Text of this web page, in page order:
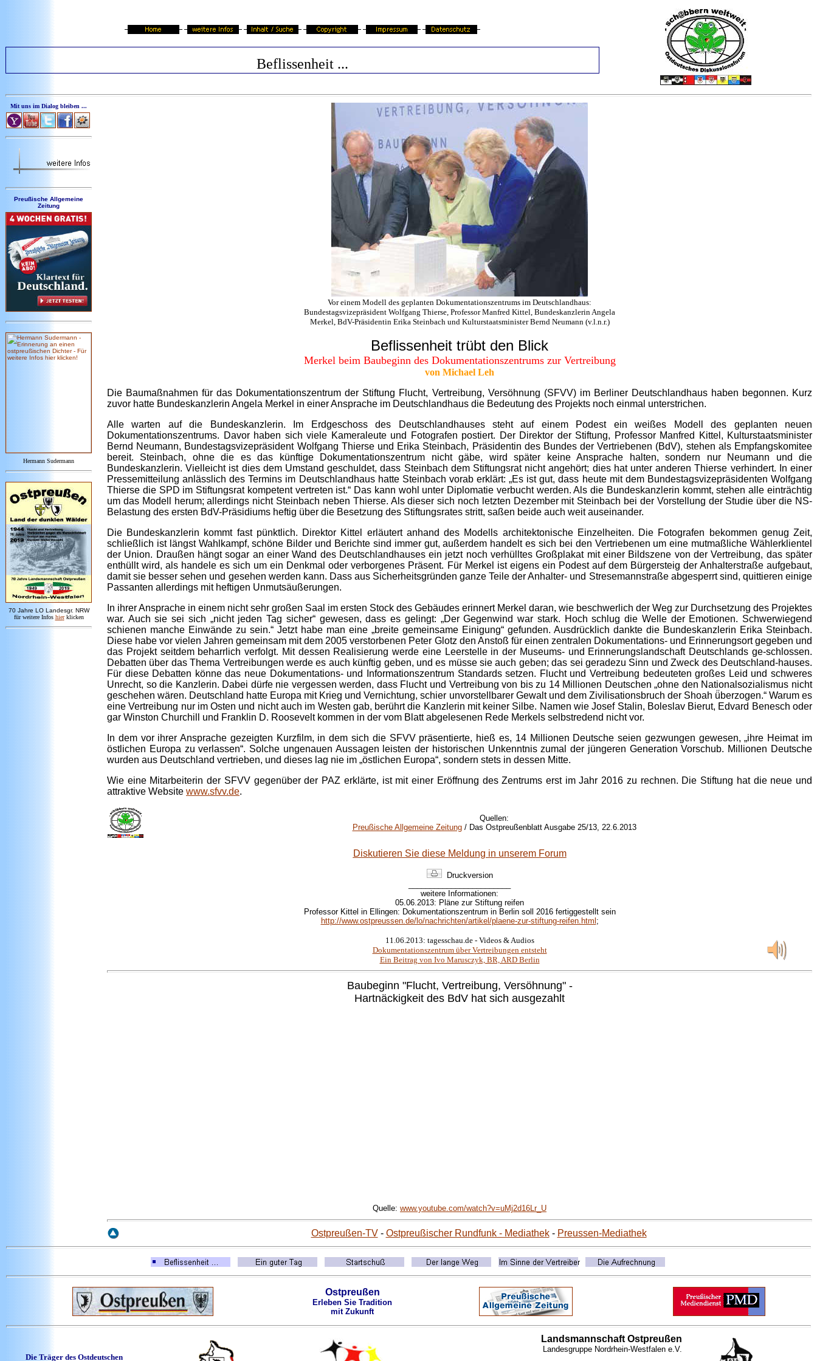
Beflissenheit ...
Mit uns im Dialog bleiben ...
Preußische Allgemeine
Zeitung
Hermann Sudermann
70 Jahre LO Landesgr. NRW
für weitere Infos hier klicken
Vor einem Modell des geplanten Dokumentationszentrums im Deutschlandhaus:
Bundestagsvizepräsident Wolfgang Thierse, Professor Manfred Kittel, Bundeskanzlerin Angela
Merkel, BdV-Präsidentin Erika Steinbach und Kulturstaatsminister Bernd Neumann (v.l.n.r.)
Beflissenheit trübt den Blick
Merkel beim Baubeginn des Dokumentationszentrums zur Vertreibung
von Michael Leh
Die Baumaßnahmen für das Dokumentationszentrum der Stiftung Flucht, Vertreibung, Versöhnung (SFVV) im Berliner Deutschlandhaus haben begonnen. Kurz
zuvor hatte Bundeskanzlerin Angela Merkel in einer Ansprache im Deutschlandhaus die Bedeutung des Projekts noch einmal unterstrichen.
Alle warten auf die Bundeskanzlerin. Im Erdgeschoss des Deutschlandhauses steht auf einem Podest ein weißes Modell des geplanten neuen
Dokumentationszentrums. Davor haben sich viele Kameraleute und Fotografen postiert. Der Direktor der Stiftung, Professor Manfred Kittel, Kulturstaatsminister
Bernd Neumann, Bundestagsvizepräsident Wolfgang Thierse und Erika Steinbach, Präsidentin des Bundes der Vertriebenen (BdV), stehen als Empfangskomitee
bereit. Steinbach, ohne die es das künftige Dokumentationszentrum nicht gäbe, wird später keine Ansprache halten, sondern nur Neumann und die
Bundeskanzlerin. Vielleicht ist dies dem Umstand geschuldet, dass Steinbach dem Stiftungsrat nicht angehört; dies hat unter anderen Thierse verhindert. In einer
Pressemitteilung anlässlich des Termins im Deutschlandhaus hatte Steinbach vorab erklärt: „Es ist gut, dass heute mit dem Bundestagsvizepräsidenten Wolfgang
Thierse die SPD im Stiftungsrat kompetent vertreten ist.“ Das kann wohl unter Diplomatie verbucht werden. Als die Bundeskanzlerin kommt, stehen alle einträchtig
um das Modell herum; allerdings nicht Steinbach neben Thierse. Als dieser sich noch letzten Dezember mit Steinbach bei der Vorstellung der Studie über die NS-
Belastung des ersten BdV-Präsidiums heftig über die Besetzung des Stiftungsrates stritt, saßen beide auch weit auseinander.
Die Bundeskanzlerin kommt fast pünktlich. Direktor Kittel erläutert anhand des Modells architektonische Einzelheiten. Die Fotografen bekommen genug Zeit,
schließlich ist längst Wahlkampf, schöne Bilder und Berichte sind immer gut, außerdem handelt es sich bei den Vertriebenen um eine mutmaßliche Wählerklientel
der Union. Draußen hängt sogar an einer Wand des Deutschlandhauses ein jetzt noch verhülltes Großplakat mit einer Bildszene von der Vertreibung, das später
enthüllt wird, als handele es sich um ein Denkmal oder verborgenes Präsent. Für Merkel ist eigens ein Podest auf dem Bürgersteig der Anhalterstraße aufgebaut,
damit sie besser sehen und gesehen werden kann. Dass aus Sicherheitsgründen ganze Teile der Anhalter- und Stresemannstraße abgesperrt sind, quittieren einige
Passanten allerdings mit heftigen Unmutsäußerungen.
In ihrer Ansprache in einem nicht sehr großen Saal im ersten Stock des Gebäudes erinnert Merkel daran, wie beschwerlich der Weg zur Durchsetzung des Projektes
war. Auch sie sei sich „nicht jeden Tag sicher“ gewesen, dass es gelingt: „Der Gegenwind war stark. Hoch schlug die Welle der Emotionen. Schwerwiegend
schienen manche Einwände zu sein.“ Jetzt habe man eine „breite gemeinsame Einigung“ gefunden. Ausdrücklich dankte die Bundeskanzlerin Erika Steinbach.
Diese habe vor vielen Jahren gemeinsam mit dem 2005 verstorbenen Peter Glotz den Anstoß für einen zentralen Dokumentations- und Erinnerungsort gegeben und
das Projekt seitdem beharrlich verfolgt. Mit dessen Realisierung werde eine Leerstelle in der Museums- und Erinnerungslandschaft Deutschlands ge-schlossen.
Debatten über das Thema Vertreibungen werde es auch künftig geben, und es müsse sie auch geben; das sei geradezu Sinn und Zweck des Deutschland-hauses.
Für diese Debatten könne das neue Dokumentations- und Informationszentrum Standards setzen. Flucht und Vertreibung bedeuteten großes Leid und schweres
Unrecht, so die Kanzlerin. Dabei dürfe nie vergessen werden, dass Flucht und Vertreibung von bis zu 14 Millionen Deutschen „ohne den Nationalsozialismus nicht
geschehen wären. Deutschland hatte Europa mit Krieg und Vernichtung, schier unvorstellbarer Gewalt und dem Zivilisationsbruch der Shoah ü̈berzogen.“ Warum es
eine Vertreibung nur im Osten und nicht auch im Westen gab, berührt die Kanzlerin mit keiner Silbe. Namen wie Josef Stalin, Boleslav Bierut, Edvard Benesch oder
gar Winston Churchill und Franklin D. Roosevelt kommen in der vom Blatt abgelesenen Rede Merkels selbstredend nicht vor.
In dem vor ihrer Ansprache gezeigten Kurzfilm, in dem sich die SFVV präsentierte, hieß es, 14 Millionen Deutsche seien gezwungen gewesen, „ihre Heimat im
östlichen Europa zu verlassen“. Solche ungenauen Aussagen leisten der historischen Unkenntnis zumal der jüngeren Generation Vorschub. Millionen Deutsche
wurden aus Deutschland vertrieben, und dieses lag nie im „östlichen Europa“, sondern stets in dessen Mitte.
Wie eine Mitarbeiterin der SFVV gegenüber der PAZ erklärte, ist mit einer Eröffnung des Zentrums erst im Jahr 2016 zu rechnen. Die Stiftung hat die neue und
attraktive Website www.sfvv.de.
Quellen:
Preußische Allgemeine Zeitung/ Das Ostpreußenblatt Ausgabe 25/13, 22.6.2013
Diskutieren Sie diese Meldung in unserem Forum
Druckversion
weitere Informationen:
05.06.2013: Pläne zur Stiftung reifen
Professor Kittel in Ellingen: Dokumentationszentrum in Berlin soll 2016 fertiggestellt sein
http://www.ostpreussen.de/lo/nachrichten/artikel/plaene-zur-stiftung-reifen.html ;
11.06.2013: tagesschau.de - Videos & Audios
Dokumentationszentrum über Vertreibungen entsteht
Ein Beitrag von Ivo Marusczyk, BR, ARD Berlin
Baubeginn "Flucht, Vertreibung, Versöhnung" -
Hartnäckigkeit des BdV hat sich ausgezahlt
Quelle: www.youtube.com/watch?v=uMj2d16Lr_U
Ostpreußen-TV- Ostpreußischer Rundfunk - Mediathek- Preussen-Mediathek
Ostpreußen
Erleben Sie Tradition
mit Zukunft
Die Träger des Ostdeutschen
Landsmannschaft Ostpreußen
Landesgruppe Nordrhein-Westfalen e.V.